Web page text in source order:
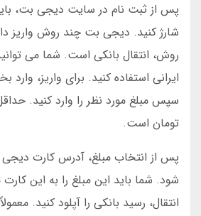
پس از ثبت نام در سایت دیجی بت،
شارژ کنید. دیجی بت چند روش واریز
روش، انتقال بانکی است. شما می
ایرانی استفاده کنید. برای واریز،
تومان است.
پس از انتخاب مبلغ، آدرس کارت
شود. شما باید این مبلغ را به این